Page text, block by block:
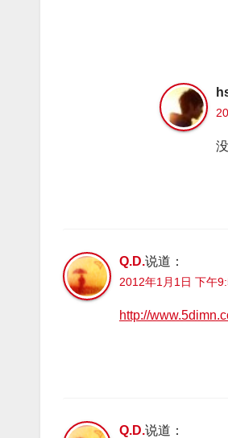
Q.D.说道：
2012年1月1日 下午
http://
Q.D.说道：